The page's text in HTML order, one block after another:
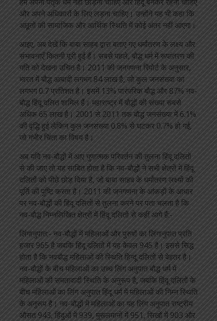
और अपने अधिकारों के लिए लड़ना चाहिए। उन्होंने यह भी कहा कि
अछूतों की सामाजिक और आर्थिक स्थिति में कोई अंतर नहीं आएगा।
आइए, अब देखें कि बाबा साहब द्वारा बताए गए धर्मांतरण के लक्ष्य और
संभावनाएँ कितनी पूरी हुई हैं। सबसे पहले, बौद्ध धर्म में रूपांतरण की
गति को देखना उचित है। 2011 की जनगणना रिपोर्ट के अनुसार,
भारत में बौद्ध आबादी लगभग 84 लाख है, जो कुल जनसंख्या का
लगभग 0.7 प्रतिशत है। इसमें 13% पारंपरिक बौद्ध और 87% नव-
बौद्ध हिंदू दलित शामिल हैं। महाराष्ट्र में बौद्धों की संख्या सबसे
अधिक 65 लाख है। 2001 से 2011 तक बौद्ध जनसंख्या में 6.1%
की वृद्धि हुई लेकिन कुल जनसंख्या 0.8% से घटकर 0.7% हो गई,
जो गंभीर चिंता का विषय है।
अब यदि नव-बौद्धों में आए गुणात्मक परिवर्तन की तुलना हिंदू दलितों
से की जाए तो यह साबित होता है कि नव-बौद्धों ने सभी क्षेत्रों में हिंदू
दलितों को पीछे छोड़ दिया है, जो बाबा साहब के धर्मांतरण लक्ष्यों की
पूर्ति की पुष्टि करता है। 2011 की जनगणना के आंकड़ों के आधार
पर नव-बौद्धों की हिंदू दलितों से तुलना करने पर पता चलता है कि
नव-बौद्ध निम्नलिखित क्षेत्रों में हिंदू दलितों से कहीं आगे हैं:-
लिंगानुपात:- नव-बौद्धों में महिलाओं और पुरुषों का लिंगानुपात प्रति
हजार 965 है जबकि हिंदू दलितों में यह केवल 945 है। इससे सिद्ध
होता है कि नवबौद्ध महिलाओं की स्थिति हिन्दू दलितों से बेहतर है।
नव-बौद्धों के बीच महिलाओं का उच्च लिंग अनुपात बौद्ध धर्म में
महिलाओं की समतावादी स्थिति के अनुरूप है, जबकि हिंदू दलितों के
बीच महिलाओं का लिंग अनुपात हिंदू धर्म में महिलाओं की निम्न स्थिति
के अनुरूप है। नव-बौद्धों में महिलाओं का यह लिंग अनुपात राष्ट्रीय
औसत 943, हिंदुओं में 939, मुसलमानों में 951, सिखों में 903 और